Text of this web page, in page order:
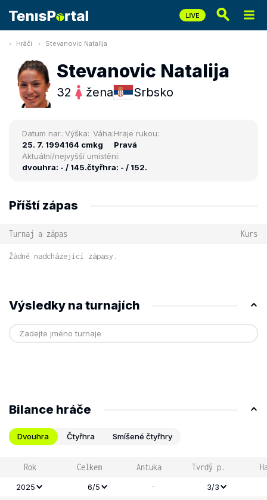
Hráči Stevanovic Natalija
Stevanovic Natalija
32 žena Srbsko
Datum nar.:
25. 7. 1994
Výška:
164 cm
Váha:
kg
Hraje rukou:
Pravá
Aktuální/nejvyšší umístění:
dvouhra: - / 145.čtyřhra: - / 152.
Příští zápas
Turnaj a zápas Kurs
Žádné nadcházející zápasy.
Výsledky na turnajích
Bilance hráče
Dvouhra Čtyřhra Smíšené čtyřhry
Rok Celkem Antuka Tvrdý p.
2025 6/5 - 3/3